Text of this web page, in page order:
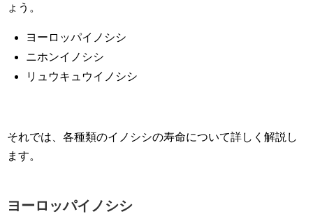
ょう。
ヨーロッパイノシシ
ニホンイノシシ
リュウキュウイノシシ
それでは、各種類のイノシシの寿命について詳しく解説し
ます。
ヨーロッパイノシシ